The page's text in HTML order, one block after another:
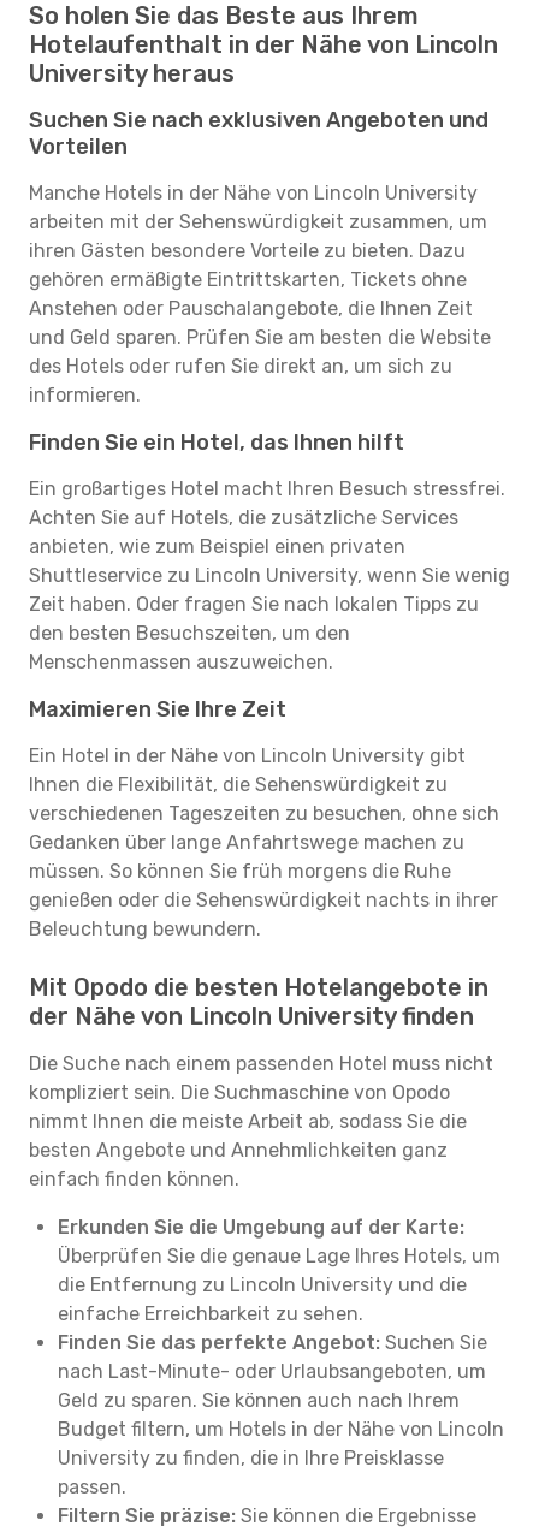
So holen Sie das Beste aus Ihrem
Hotelaufenthalt in der Nähe von Lincoln
University heraus
Suchen Sie nach exklusiven Angeboten und
Vorteilen
Manche Hotels in der Nähe von Lincoln University
arbeiten mit der Sehenswürdigkeit zusammen, um
ihren Gästen besondere Vorteile zu bieten. Dazu
gehören ermäßigte Eintrittskarten, Tickets ohne
Anstehen oder Pauschalangebote, die Ihnen Zeit
und Geld sparen. Prüfen Sie am besten die Website
des Hotels oder rufen Sie direkt an, um sich zu
informieren.
Finden Sie ein Hotel, das Ihnen hilft
Ein großartiges Hotel macht Ihren Besuch stressfrei.
Achten Sie auf Hotels, die zusätzliche Services
anbieten, wie zum Beispiel einen privaten
Shuttleservice zu Lincoln University, wenn Sie wenig
Zeit haben. Oder fragen Sie nach lokalen Tipps zu
den besten Besuchszeiten, um den
Menschenmassen auszuweichen.
Maximieren Sie Ihre Zeit
Ein Hotel in der Nähe von Lincoln University gibt
Ihnen die Flexibilität, die Sehenswürdigkeit zu
verschiedenen Tageszeiten zu besuchen, ohne sich
Gedanken über lange Anfahrtswege machen zu
müssen. So können Sie früh morgens die Ruhe
genießen oder die Sehenswürdigkeit nachts in ihrer
Beleuchtung bewundern.
Mit Opodo die besten Hotelangebote in
der Nähe von Lincoln University finden
Die Suche nach einem passenden Hotel muss nicht
kompliziert sein. Die Suchmaschine von Opodo
nimmt Ihnen die meiste Arbeit ab, sodass Sie die
besten Angebote und Annehmlichkeiten ganz
einfach finden können.
Erkunden Sie die Umgebung auf der Karte:
Überprüfen Sie die genaue Lage Ihres Hotels, um
die Entfernung zu Lincoln University und die
einfache Erreichbarkeit zu sehen.
Finden Sie das perfekte Angebot: Suchen Sie
nach Last-Minute- oder Urlaubsangeboten, um
Geld zu sparen. Sie können auch nach Ihrem
Budget filtern, um Hotels in der Nähe von Lincoln
University zu finden, die in Ihre Preisklasse
passen.
Filtern Sie präzise: Sie können die Ergebnisse